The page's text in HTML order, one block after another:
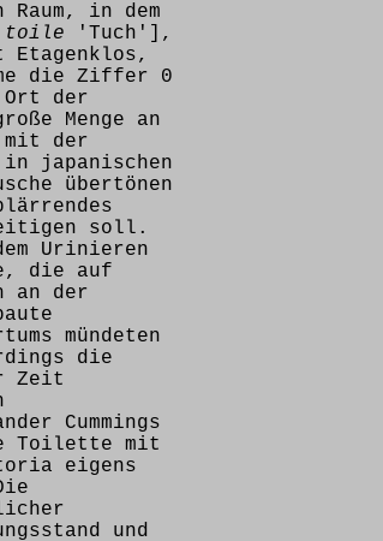
in dem
toile 'Tuch'],
Etagenklos,
die Ziffer 0
der
Menge an
mit der
japanischen
übertönen
soll.
Urinieren
die auf
an der
mündeten
die
Zeit
Cummings
Toilette mit
eigens
und